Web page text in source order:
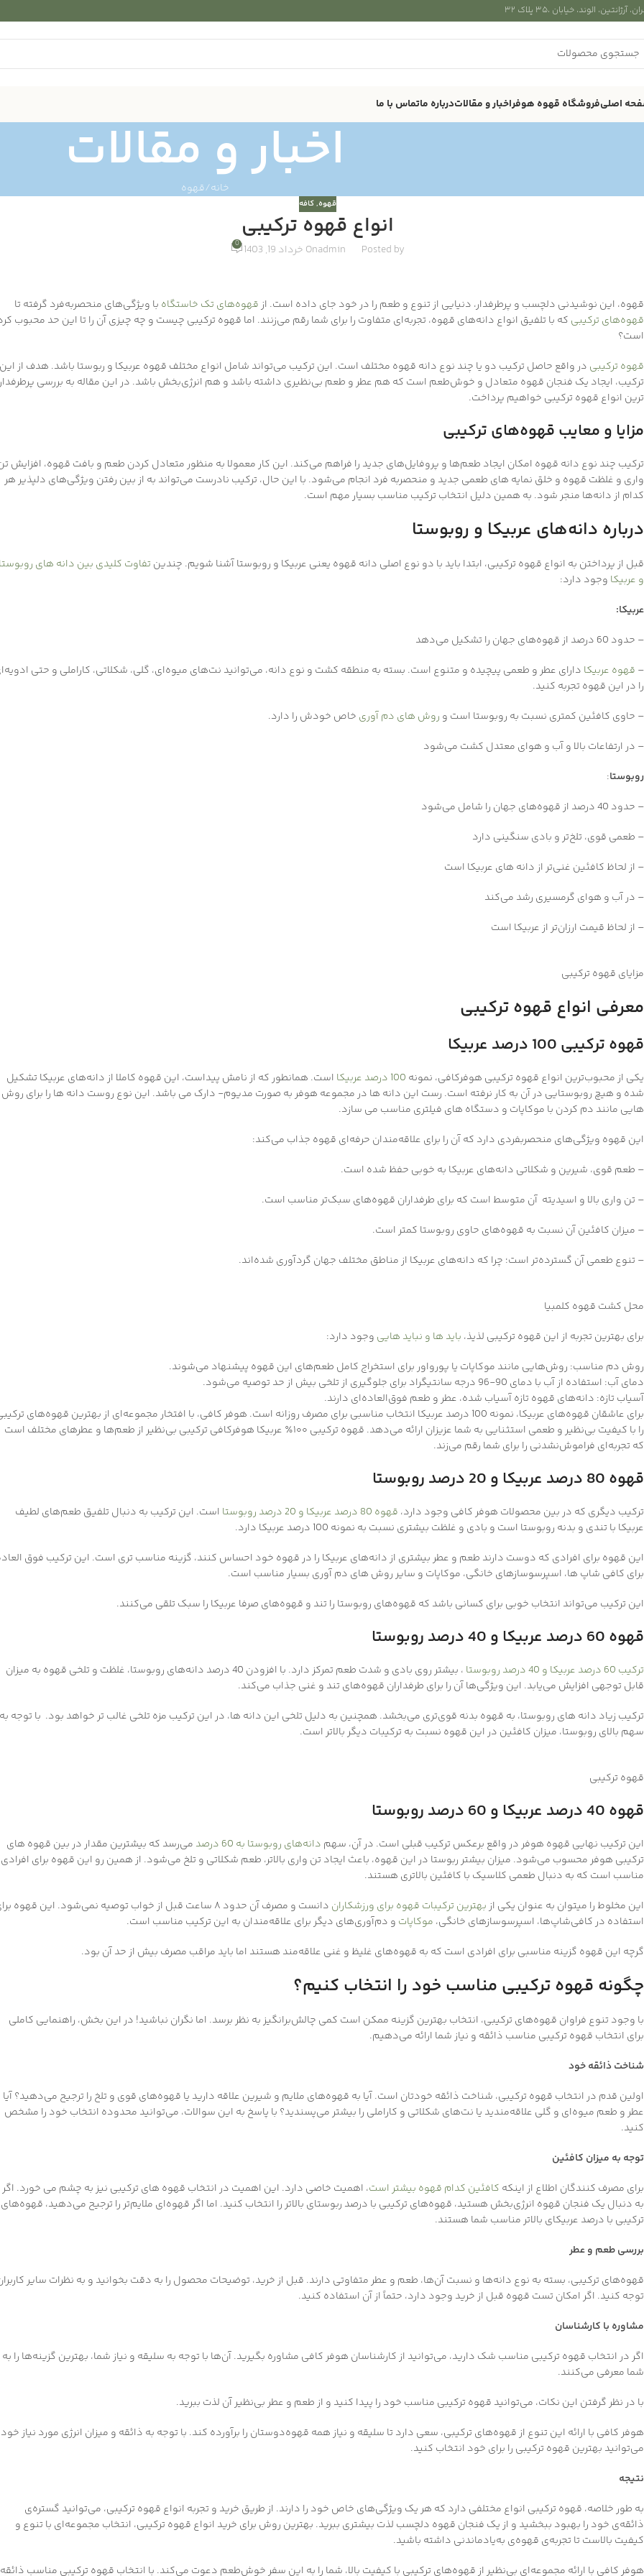
آرژانتین، الوند، خیابان ،۳۵ پلاک ۳۲
اصلیفروشگاه قهوه هوفراخبار و مقالاتدرباره ماتماس با ما
اخبار و مقالات
خانه قهوه
قهوه,کافه
انواع قهوه ترکیبی
Posted by
adminOn خرداد 19, 1403 0
قهوه، این نوشیدنی دلچسب و پرطرفدار، دنیایی از تنوع و طعم را در خود جای داده است. از قهوه‌های تک خاستگاه با ویژگی‌های منحصربه‌فرد گرفته تا
قهوه‌های ترکیبی که با تلفیق انواع دانه‌های قهوه، تجربه‌ای متفاوت را برای شما رقم می‌زنند. اما قهوه ترکیبی چیست و چه چیزی آن را تا این حد محبوب
است؟
قهوه ترکیبی در واقع حاصل ترکیب دو یا چند نوع دانه قهوه مختلف است. این ترکیب می‌تواند شامل انواع مختلف قهوه عربیکا و ربوستا باشد. هدف از این
ترکیب، ایجاد یک فنجان قهوه متعادل و خوش‌طعم است که هم عطر و طعم بی‌نظیری داشته باشد و هم انرژی‌بخش باشد. در این مقاله به بررسی
ترین انواع قهوه ترکیبی خواهیم پرداخت.
مزایا و معایب قهوه‌های ترکیبی
ترکیب چند نوع دانه قهوه امکان ایجاد طعم‌ها و پروفایل‌های جدید را فراهم می‌کند. این کار معمولا به منظور متعادل کردن طعم و بافت قهوه، افزایش
واری و غلظت قهوه و خلق نمایه های طعمی جدید و منحصربه فرد انجام می‌شود. با این حال، ترکیب نادرست می‌تواند به از بین رفتن ویژگی‌های دلپذیر هر
کدام از دانه‌ها منجر شود. به همین دلیل انتخاب ترکیب مناسب بسیار مهم است.
درباره دانه‌های عربیکا و روبوستا
قبل از پرداختن به انواع قهوه ترکیبی، ابتدا باید با دو نوع اصلی دانه قهوه یعنی عربیکا و روبوستا آشنا شویم. چندین تفاوت کلیدی بین دانه های
و عربیکا وجود دارد:
عربیکا:
– حدود 60 درصد از قهوه‌های جهان را تشکیل می‌دهد
– قهوه عربیکا دارای عطر و طعمی پیچیده و متنوع است. بسته به منطقه کشت و نوع دانه، می‌توانید نت‌های میوه‌ای، گلی، شکلاتی، کاراملی و حتی
را در این قهوه تجربه کنید.
– حاوی کافئین کمتری نسبت به روبوستا است و روش های دم آوری خاص خودش را دارد.
– در ارتفاعات بالا و آب و هوای معتدل کشت می‌شود
روبوستا:
– حدود 40 درصد از قهوه‌های جهان را شامل می‌شود
– طعمی قوی، تلخ‌تر و بادی سنگینی دارد
– از لحاظ کافئین غنی‌تر از دانه های عربیکا است
– در آب و هوای گرمسیری رشد می‌کند
– از لحاظ قیمت ارزان‌تر از عربیکا است
مزایای قهوه ترکیبی
معرفی انواع قهوه ترکیبی
قهوه ترکیبی 100 درصد عربیکا
یکی از محبوب‌ترین انواع قهوه ترکیبی هوفرکافی، نمونه 100 درصد عربیکا
است. همانطور که از نامش پیداست، این قهوه کاملا از دانه‌های عربیکا تشکیل
شده و هیچ روبوستایی در آن به کار نرفته است. رست این دانه ها در مجموعه هوفر به صورت مدیوم- دارک می باشد. این نوع روست دانه ها را برای روش
هایی مانند دم کردن با موکاپات و دستگاه های فیلتری مناسب می سازد.
این قهوه ویژگی‌های منحصربفردی دارد که آن را برای علاقه‌مندان حرفه‌ای قهوه جذاب می‌کند:
– طعم قوی، شیرین و شکلاتی دانه‌های عربیکا به خوبی حفظ شده است.
– تن واری بالا و اسیدیته آن متوسط است که برای طرفداران قهوه‌های سبک‌تر مناسب است.
– میزان کافئین آن نسبت به قهوه‌های حاوی روبوستا کمتر است.
– تنوع طعمی آن گسترده‌تر است؛ چرا که دانه‌های عربیکا از مناطق مختلف جهان گردآوری شده‌اند.
محل کشت قهوه کلمبیا
برای بهترین تجربه از این قهوه ترکیبی لذیذ، باید ها و نباید هایی وجود دارد:
روش دم مناسب: روش‌هایی مانند موکاپات یا پورواور برای استخراج کامل طعم‌های این قهوه پیشنهاد می‌شوند.
دمای آب: استفاده از آب با دمای 90-96 درجه سانتیگراد برای جلوگیری از تلخی بیش از حد توصیه می‌شود.
آسیاب تازه: دانه‌های قهوه تازه آسیاب شده، عطر و طعم فوق‌العاده‌ای دارند.
برای عاشقان قهوه‌های عربیکا، نمونه 100 درصد عربیکا انتخاب مناسبی برای مصرف روزانه است. هوفر کافی، با افتخار مجموعه‌ای از بهترین قهوه‌های
را با کیفیت بی‌نظیر و طعمی استثنایی به شما عزیزان ارائه می‌دهد. قهوه ترکیبی ۱۰۰٪ عربیکا هوفرکافی ترکیبی بی‌نظیر از طعم‌ها و عطرهای مختلف است
که تجربه‌ای فراموش‌نشدنی را برای شما رقم می‌زند.
قهوه 80 درصد عربیکا و 20 درصد روبوستا
ترکیب دیگری که در بین محصولات هوفر کافی وجود دارد، قهوه 80 درصد عربیکا و 20 درصد روبوستا
است. این ترکیب به دنبال تلفیق طعم‌های لطیف
عربیکا با تندی و بدنه روبوستا است و بادی و غلظت بیشتری نسبت به نمونه 100 درصد عربیکا دارد.
این قهوه‌ برای افرادی که دوست دارند طعم و عطر بیشتری از دانه‌های عربیکا را در قهوه خود احساس کنند، گزینه مناسب تری است. این ترکیب فوق
برای کافی شاپ ها، اسپرسوسازهای خانگی، موکاپات و سایر روش های دم آوری بسیار مناسب است.
این ترکیب می‌تواند انتخاب خوبی برای کسانی باشد که قهوه‌های روبوستا را تند و قهوه‌های صرفا عربیکا را سبک تلقی می‌کنند.
قهوه 60 درصد عربیکا و 40 درصد روبوستا
ترکیب 60 درصد عربیکا و 40 درصد روبوستا
، بیشتر روی بادی و شدت طعم تمرکز دارد. با افزودن 40 درصد دانه‌های روبوستا، غلظت و تلخی قهوه به میزان
قابل توجهی افزایش می‌یابد. این ویژگی‌ها آن را برای طرفداران قهوه‌های تند و غنی جذاب می‌کند.
ترکیب زیاد دانه های روبوستا، به قهوه بدنه قوی‌تری می‌بخشد. همچنین به دلیل تلخی این دانه ها، در این ترکیب مزه تلخی غالب تر خواهد بود. با توجه به
سهم بالای روبوستا، میزان کافئین در این قهوه نسبت به ترکیبات دیگر بالاتر است.
قهوه ترکیبی
قهوه 40 درصد عربیکا و 60 درصد روبوستا
این ترکیب نهایی قهوه هوفر در واقع برعکس ترکیب قبلی است. در آن، سهم دانه‌های روبوستا به 60 درصد
می‌رسد که بیشترین مقدار در بین قهوه های
ترکیبی هوفر محسوب می‌شود. میزان بیشتر ربوستا در این قهوه، باعث ایجاد تن واری بالاتر، طعم شکلاتی و تلخ می‌شود. از همین رو این قهوه برای افرادی
مناسب است که به دنبال طعمی کلاسیک با کافئین بالاتری هستند.
این مخلوط را میتوان به عنوان یکی از بهترین ترکیبات قهوه برای ورزشکاران
دانست و مصرف آن حدود ۸ ساعت قبل از خواب توصیه نمی‌شود. این قهوه
استفاده در کافی‌شاپ‌ها، اسپرسو‌سازهای خانگی، موکاپات و دم‌آوری‌های دیگر برای علاقه‌مندان به این ترکیب مناسب است.
گرچه این قهوه گزینه مناسبی برای افرادی است که به قهوه‌های غلیظ و غنی علاقه‌مند هستند اما باید مراقب مصرف بیش از حد آن بود.
چگونه قهوه ترکیبی مناسب خود را انتخاب کنیم؟
با وجود تنوع فراوان قهوه‌های ترکیبی، انتخاب بهترین گزینه ممکن است کمی چالش‌برانگیز به نظر برسد. اما نگران نباشید! در این بخش، راهنمایی کاملی
برای انتخاب قهوه ترکیبی مناسب ذائقه و نیاز شما ارائه می‌دهیم.
شناخت ذائقه خود
اولین قدم در انتخاب قهوه ترکیبی، شناخت ذائقه خودتان است. آیا به قهوه‌های ملایم و شیرین علاقه دارید یا قهوه‌های قوی و تلخ را ترجیح می‌دهید؟ آیا
عطر و طعم میوه‌ای و گلی علاقه‌مندید یا نت‌های شکلاتی و کاراملی را بیشتر می‌پسندید؟ با پاسخ به این سوالات، می‌توانید محدوده انتخاب خود را مشخص
کنید.
توجه به میزان کافئین
برای مصرف کنندگان اطلاع از اینکه کافئین کدام قهوه بیشتر است، اهمیت خاصی دارد. این اهمیت در انتخاب قهوه های ترکیبی نیز به چشم می خورد. اگر
به دنبال یک فنجان قهوه انرژی‌بخش هستید، قهوه‌های ترکیبی با درصد ربوستای بالاتر را انتخاب کنید. اما اگر قهوه‌ای ملایم‌تر را ترجیح می‌دهید، قهوه‌های
ترکیبی با درصد عربیکای بالاتر مناسب شما هستند.
بررسی طعم و عطر
قهوه‌های ترکیبی، بسته به نوع دانه‌ها و نسبت آن‌ها، طعم و عطر متفاوتی دارند. قبل از خرید، توضیحات محصول را به دقت بخوانید و به نظرات سایر
توجه کنید. اگر امکان تست قهوه قبل از خرید وجود دارد، حتماً از آن استفاده کنید.
مشاوره با کارشناسان
اگر در انتخاب قهوه ترکیبی مناسب شک دارید، می‌توانید از کارشناسان هوفر کافی مشاوره بگیرید. آن‌ها با توجه به سلیقه و نیاز شما، بهترین گزینه‌ها را به
شما معرفی می‌کنند.
با در نظر گرفتن این نکات، می‌توانید قهوه ترکیبی مناسب خود را پیدا کنید و از طعم و عطر بی‌نظیر آن لذت ببرید.
هوفر کافی با ارائه این تنوع از قهوه‌های ترکیبی، سعی دارد تا سلیقه و نیاز همه قهوه‌دوستان را برآورده کند. با توجه به ذائقه و میزان انرژی مورد نیاز
می‌توانید بهترین قهوه ترکیبی را برای خود انتخاب کنید.
نتیجه
به طور خلاصه، قهوه ترکیبی انواع مختلفی دارد که هر یک ویژگی‌های خاص خود را دارند. از طریق خرید و تجربه انواع قهوه ترکیبی، می‌توانید گستره‌ی
ذائقه‌ی خود را بهبود ببخشید و از یک فنجان قهوه دلچسب لذت بیشتری ببرید. بهترین روش برای خرید انواع قهوه ترکیبی، انتخاب مجموعه‌ای با تنوع و
کیفیت بالاست تا تجربه‌ی قهوه‌ی به‌یادماندنی داشته باشید.
هوفر کافی با ارائه مجموعه‌ای بی‌نظیر از قهوه‌های ترکیبی با کیفیت بالا، شما را به این سفر خوش‌طعم دعوت می‌کند. با انتخاب قهوه ترکیبی مناسب